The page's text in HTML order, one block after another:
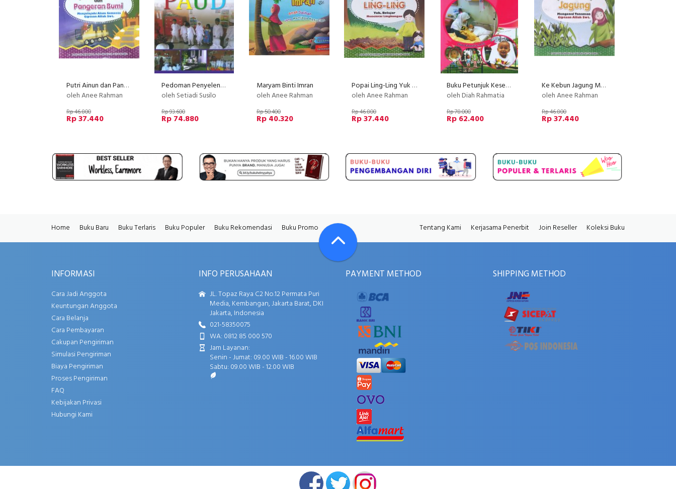
Putri Ainun dan Pangeran Bumi - Menjelajahi Alam Semesta Ciptaan Allah Swt
oleh Anee Rahman
Rp 46.800
Rp 37.440
Pedoman Penyelenggaraan PAUD
oleh Setiadi Susilo
Rp 93.600
Rp 74.880
Maryam Binti Imran
oleh Anee Rahman
Rp 50.400
Rp 40.320
Popai Ling-Ling Yuk Belajar Mencintai Lingkungan
oleh Anee Rahman
Rp 46.800
Rp 37.440
Buku Petunjuk Kesehatan Ibu dan Anak
oleh Diah Rahmatia
Rp 78.000
Rp 62.400
Ke Kebun Jagung Mengenal Tanaman Ciptaan Allah Swt.
oleh Anee Rahman
Rp 46.800
Rp 37.440
Home Buku Baru Buku Terlaris Buku Populer Buku Rekomendasi Buku Promo Tentang Kami Kerjasama Penerbit Join Reseller Koleksi Buku
INFORMASI
Cara Jadi Anggota
Keuntungan Anggota
Cara Belanja
Cara Pembayaran
Cakupan Pengiriman
Simulasi Pengiriman
Biaya Pengiriman
Proses Pengiriman
FAQ
Kebijakan Privasi
Hubungi Kami
INFO PERUSAHAAN
JL. Topaz Raya C2 No.12 Permata Puri
Media, Kembangan, Jakarta Barat, DKI
Jakarta, Indonesia
021-58350075
WA: 0812 85 000 570
Jam Layanan:
Senin - Jumat: 09.00 WIB - 16.00 WIB
Sabtu: 09.00 WIB - 12.00 WIB
PAYMENT METHOD SHIPPING METHOD